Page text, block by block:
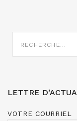
SUR
LETTRE
VOTRE COURRIEL